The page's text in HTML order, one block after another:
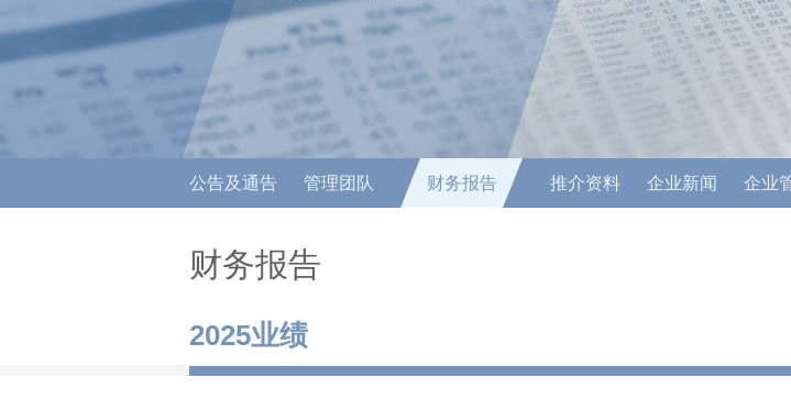
公告及通告 管理团队 财务报告 推介资料 企业新闻 企业
财务报告
2025业绩